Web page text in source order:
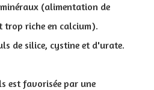
(alimentation de
trop riche en calcium).
de silice, cystine et d'urate.
est favorisée par une